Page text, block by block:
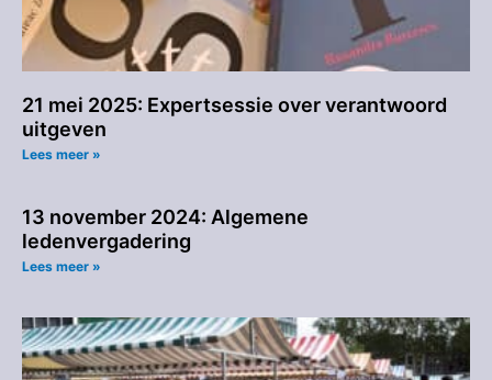
21 mei 2025: Expertsessie over verantwoord
uitgeven
Lees meer »
13 november 2024: Algemene
ledenvergadering
Lees meer »